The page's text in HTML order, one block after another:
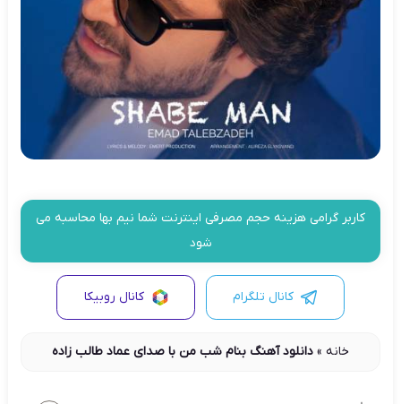
کاربر گرامی هزینه حجم مصرفی اینترنت شما نیم بها محاسبه می
شود
کانال تلگرام کانال روبیکا
خانه» دانلود آهنگ بنام شب من با صدای عماد طالب زاده